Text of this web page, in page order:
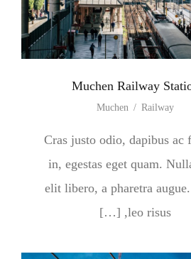
Muchen Railway
Muchen / Railway
Cras justo odio, dapibus ac
in, egestas eget quam.
elit libero, a pharetra
leo risus, […]